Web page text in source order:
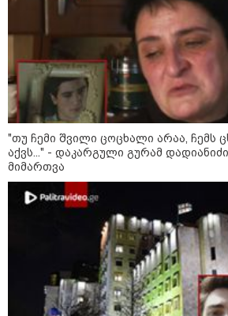
"დადგება დრო და თქვენი
"პოსტაობა" საკუთარ
შეგარცხვენთ... თქვენი
დანაშაულის ტოლფასი" -
ნანუკა ჟორჟოლიანს
"თუ ჩემი შვილი ცოცხალი არაა, ჩემს
აქვს..." - დაკარგული გურამ
მიმართვა